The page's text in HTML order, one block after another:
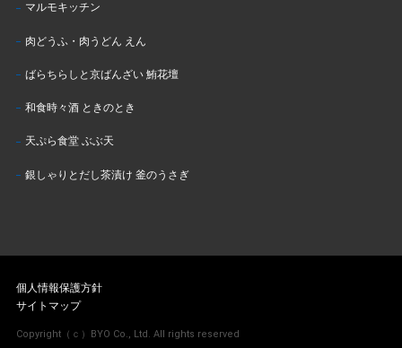
マルモキッチン
肉どうふ・肉うどん えん
ばらちらしと京ばんざい 鮪花壇
和食時々酒 ときのとき
天ぷら食堂 ぶぶ天
銀しゃりとだし茶漬け 釜のうさぎ
個人情報保護方針
サイトマップ
Copyright（ｃ）BYO Co., Ltd. All rights reserved